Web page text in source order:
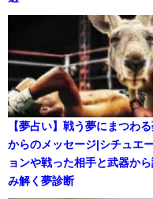
【夢占い】戦う夢にまつわ
からのメッセージ|シチュエ
ョンや戦った相手と武器か
み解く夢診断